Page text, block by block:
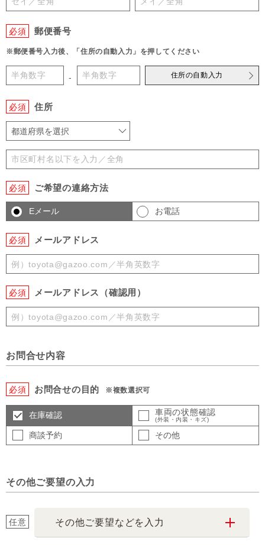
必須 郵便番号
※郵便番号入力後、「住所の自動入力」を押してください
- 住所の自動入力
必須 住所
都道府県を選択
必須 ご希望の連絡方法
Eメール お電話
必須 メールアドレス
必須 メールアドレス（確認用）
お問合せ内容
必須 お問合せの目的 ※複数選択可
在庫確認 車両の状態確認
(外装・内装・キズ)
商談予約 その他
その他ご要望の入力
任意 その他ご要望などを入力